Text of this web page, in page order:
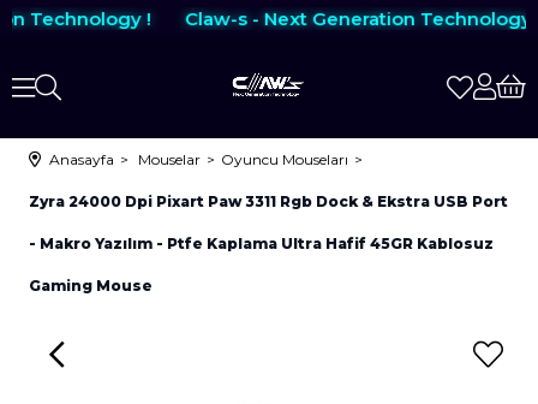
Technology ! Claw-s - Next Generation Technology !
Anasayfa Mouselar Oyuncu Mouseları
Zyra 24000 Dpi Pixart Paw 3311 Rgb Dock & Ekstra USB Port
- Makro Yazılım - Ptfe Kaplama Ultra Hafif 45GR Kablosuz
Gaming Mouse